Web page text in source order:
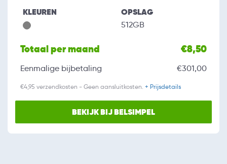
KLEUREN OPSLAG
512GB
Totaal per maand €8,50
Eenmalige bijbetaling €301,00
€4,95 verzendkosten - Geen aansluitkosten. + Prijsdetails
BEKIJK BIJ BELSIMPEL